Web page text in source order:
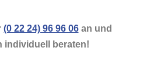
(0 22 24) 96 96 06an und
individuell beraten!